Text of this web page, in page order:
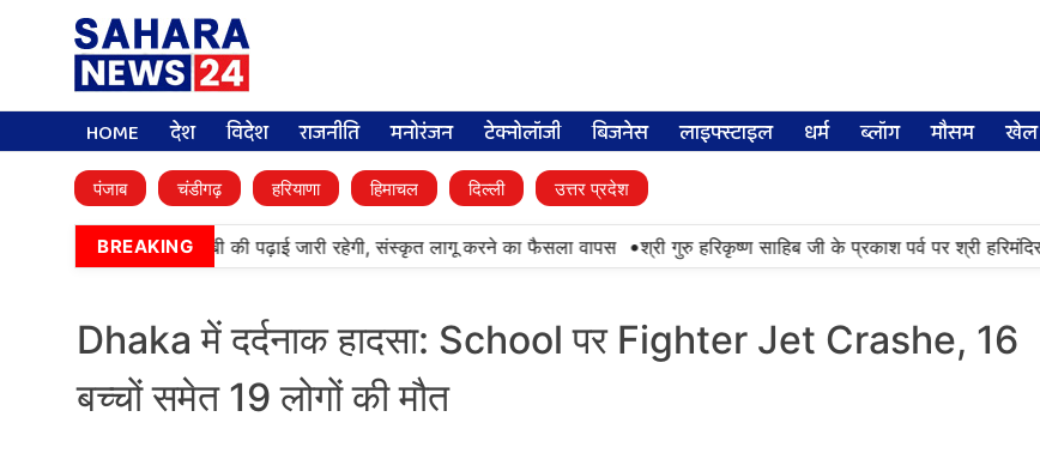
HOME देश विदेश राजनीति मनोरंजन टेक्नोलॉजी बिजनेस लाइफ्स्टाइल धर्म ब्लॉग मौसम खेल
पंजाब चंडीगढ़ हरियाणा हिमाचल दिल्ली उत्तर प्रदेश
BREAKING
आर्मी पब्लिक स्कूलों में पंजाबी की पढ़ाई जारी रहेगी, संस्कृत लागू करने का फैसला वापस •श्री गुरु हरिकृष्ण साहिब जी के प्रकाश पर्व पर श्री हरिमंदिर
Dhaka में दर्दनाक हादसा: School पर Fighter Jet Crashe, 16
बच्चों समेत 19 लोगों की मौत